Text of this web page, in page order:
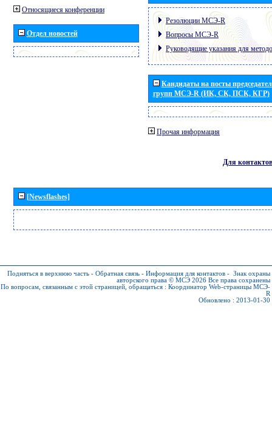
Относящиеся конференции
Отдел новостей
Резолюции МСЭ-R
Вопросы МСЭ-R
Руководящие указания для
Кандидаты на посты
групп МСЭ-R (ИК, СК, ПСК, КГР)
Прочая информация
Для контактов
[Newsflashes]
Подняться в верхнюю часть - Обратная связь - Информация для контактов - Знак охраны
авторского права © МСЭ 2026 Все права сохранены
По вопросам, связанным с этой страницей, обращаться : Координатор Web-страницы МСЭ-
R
Обновлено : 2013-01-30